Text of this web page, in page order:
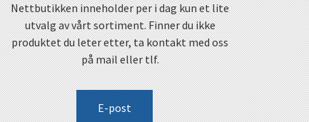
Nettbutikken inneholder per i dag kun et lite
utvalg av vårt sortiment. Finner du ikke
produktet du leter etter, ta kontakt med oss
på mail eller tlf.
E-post